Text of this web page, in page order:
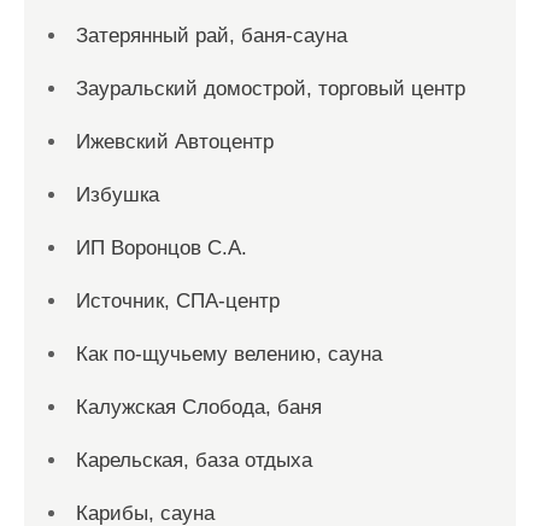
Затерянный рай, баня-сауна
Зауральский домострой, торговый центр
Ижевский Автоцентр
Избушка
ИП Воронцов С.А.
Источник, СПА-центр
Как по-щучьему велению, сауна
Калужская Слобода, баня
Карельская, база отдыха
Карибы, сауна